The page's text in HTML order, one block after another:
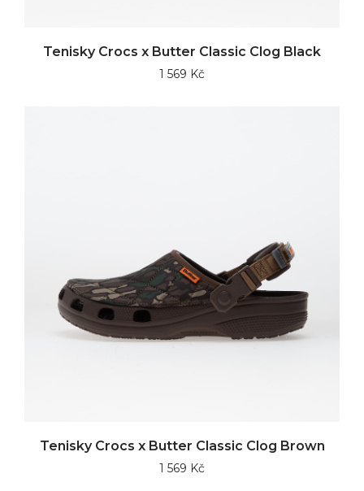
Tenisky Crocs x Butter Classic Clog Black
1 569 Kč
Tenisky Crocs x Butter Classic Clog Brown
1 569 Kč